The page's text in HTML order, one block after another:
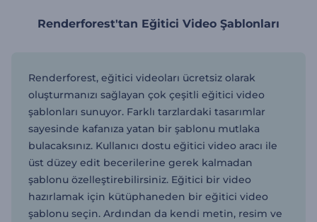
Renderforest'tan Eğitici Video Şablonları
Renderforest, eğitici videoları ücretsiz olarak
oluşturmanızı sağlayan çok çeşitli eğitici video
şablonları sunuyor. Farklı tarzlardaki tasarımlar
sayesinde kafanıza yatan bir şablonu mutlaka
bulacaksınız. Kullanıcı dostu eğitici video aracı ile
üst düzey edit becerilerine gerek kalmadan
şablonu özelleştirebilirsiniz. Eğitici bir video
hazırlamak için kütüphaneden bir eğitici video
şablonu seçin. Ardından da kendi metin, resim ve